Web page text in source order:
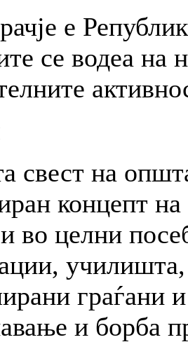
е
се водеа на
свест на
концепт
во целни
граѓани
и борба